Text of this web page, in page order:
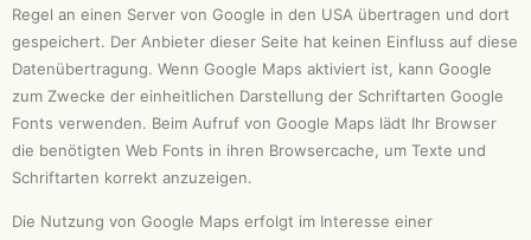
Regel an einen Server von Google in den USA übertragen und dort
gespeichert. Der Anbieter dieser Seite hat keinen Einfluss auf diese
Datenübertragung. Wenn Google Maps aktiviert ist, kann Google
zum Zwecke der einheitlichen Darstellung der Schriftarten Google
Fonts verwenden. Beim Aufruf von Google Maps lädt Ihr Browser
die benötigten Web Fonts in ihren Browsercache, um Texte und
Schriftarten korrekt anzuzeigen.
Die Nutzung von Google Maps erfolgt im Interesse einer